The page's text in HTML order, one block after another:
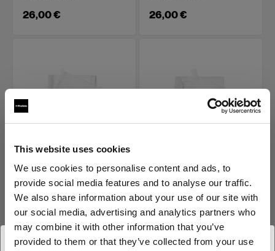
This website uses cookies
We use cookies to personalise content and ads, to
provide social media features and to analyse our traffic.
We also share information about your use of our site with
our social media, advertising and analytics partners who
may combine it with other information that you’ve
provided to them or that they’ve collected from your use
26,00 € 26,00 €
SOFTBOXES
Diffuser kit for RFi
Softbox 1x6'
(0)
Ersatz-Diffusor-Kit für RFi
SOFTBOXES
Diffuser kit for RFi
Softbox 2x2'
(0)
Ersatz-Diffusor-Kit für RFi